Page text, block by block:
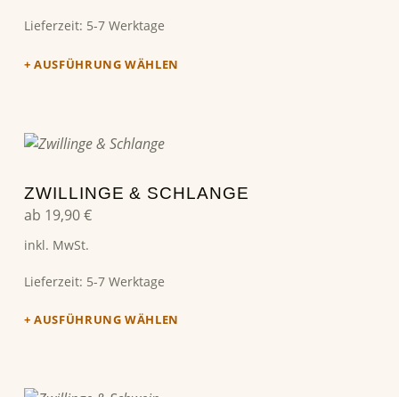
Lieferzeit: 5-7 Werktage
AUSFÜHRUNG WÄHLEN
ZWILLINGE & SCHLANGE
ab 19,90€
inkl. MwSt.
Lieferzeit: 5-7 Werktage
AUSFÜHRUNG WÄHLEN
Dieses Produkt weist mehrere Varianten auf. Die Optionen können auf der Produktseite gewählt werden